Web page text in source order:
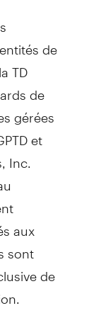
de
TD
de
gérées
et
Inc.
aux
sont
de